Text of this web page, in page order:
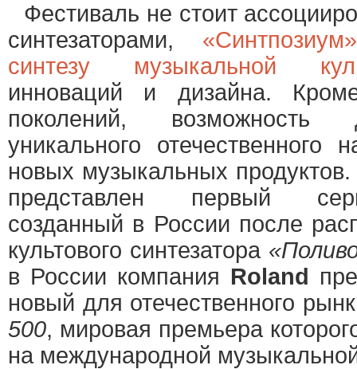
Фестиваль не стоит
синтезаторами,
синтезу музыкальной
инноваций и дизайна.
поколений, возможность
уникального
новых музыкальных
представлен первый
созданный в России после
культового синтезатора
в России компания Roland
новый для отечественного
500, мировая премьера
на международной